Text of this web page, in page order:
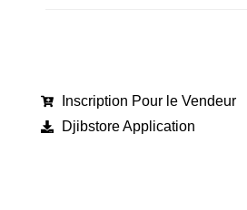
Inscription Pour le Vendeur
Djibstore Application